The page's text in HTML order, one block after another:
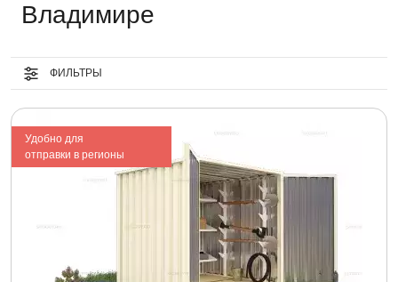
Владимире
ФИЛЬТРЫ
Удобно для
отправки в регионы